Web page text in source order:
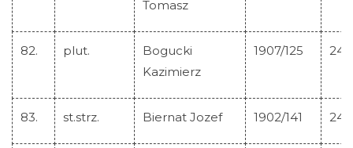
Tomasz
82. plut.
Bogucki
Kazimierz
1907/125
83. st.strz. Biernat Jozef 1902/141